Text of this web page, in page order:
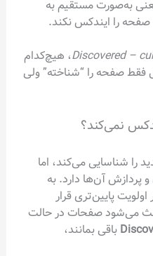
به‌صورت مستقیم به
صفحه را ایندکس نکند.
Discovered –، هیچ‌کدام
فقط صفحه را “شناخته” ولی
نمی‌کند؟
را شناسایی می‌کند، اما
پردازش آن‌ها دارد. به
پایین‌تری قرار
می‌شود صفحات در حالت
باقی بمانند،